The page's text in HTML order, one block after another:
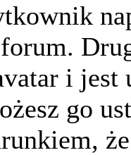
i jest
go